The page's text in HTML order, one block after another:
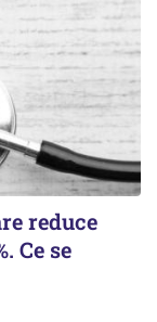
reduce
Ce se